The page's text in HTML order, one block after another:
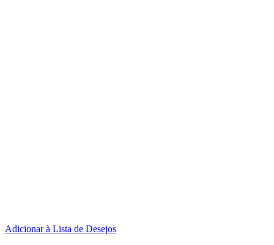
Adicionar à Lista de Desejos